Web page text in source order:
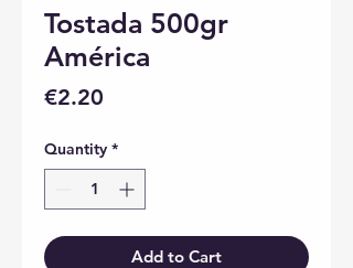
Tostada 500gr
América
€2.20
Quantity *
Add to Cart